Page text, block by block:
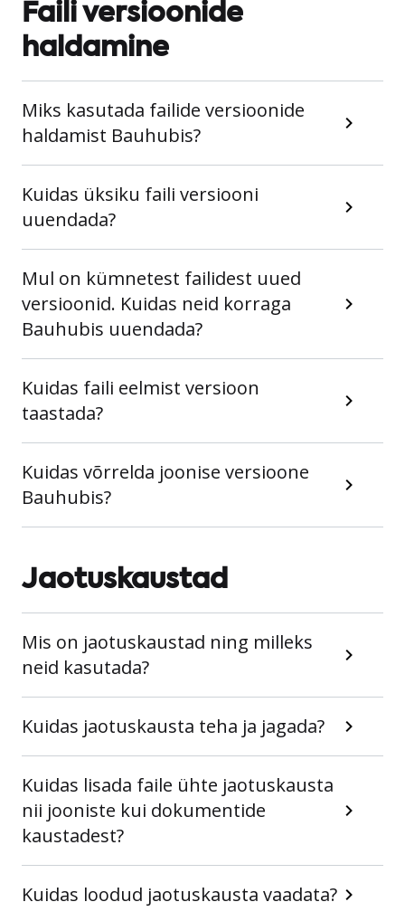
Faili versioonide
haldamine
Miks kasutada failide versioonide
haldamist Bauhubis?
Kuidas üksiku faili versiooni
uuendada?
Mul on kümnetest failidest uued
versioonid. Kuidas neid korraga
Bauhubis uuendada?
Kuidas faili eelmist versioon
taastada?
Kuidas võrrelda joonise versioone
Bauhubis?
Jaotuskaustad
Mis on jaotuskaustad ning milleks
neid kasutada?
Kuidas jaotuskausta teha ja jagada?
Kuidas lisada faile ühte jaotuskausta
nii jooniste kui dokumentide
kaustadest?
Kuidas loodud jaotuskausta vaadata?